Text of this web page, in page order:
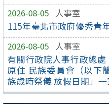
2026-08-05 人事室
115年臺北市政府優秀青
2026-08-05 人事室
有關行政院人事行政總
原住 民族委員會（以下
族歲時祭儀 放假日期」一